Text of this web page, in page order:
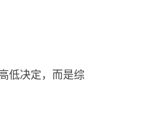
低决定，而是综